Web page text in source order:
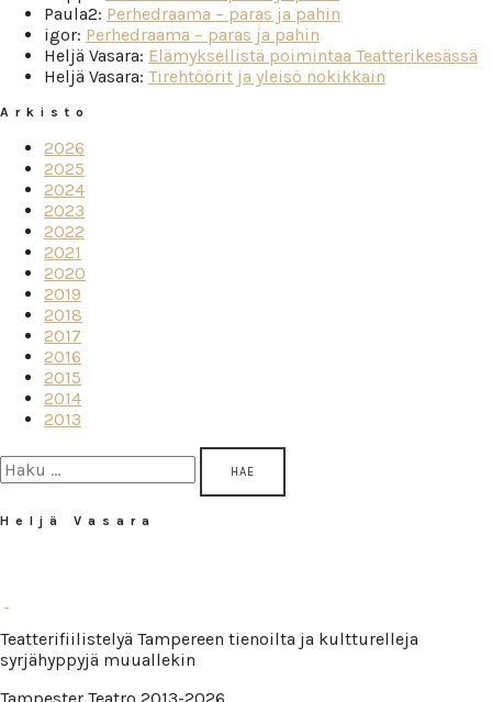
Paula2: Perhedraama – paras ja pahin
igor: Perhedraama – paras ja pahin
Heljä Vasara: Elämyksellistä poimintaa Teatterikesässä
Heljä Vasara: Tirehtöörit ja yleisö nokikkain
Arkisto
2026
2025
2024
2023
2022
2021
2020
2019
2018
2017
2016
2015
2014
2013
Haku:
Heljä Vasara
Teatterifiilistelyä Tampereen tienoilta ja kultturelleja
syrjähyppyjä muuallekin